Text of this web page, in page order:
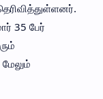
35 பேர்